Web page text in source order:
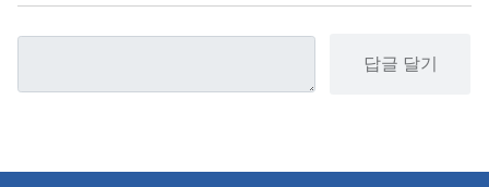
답글 달기